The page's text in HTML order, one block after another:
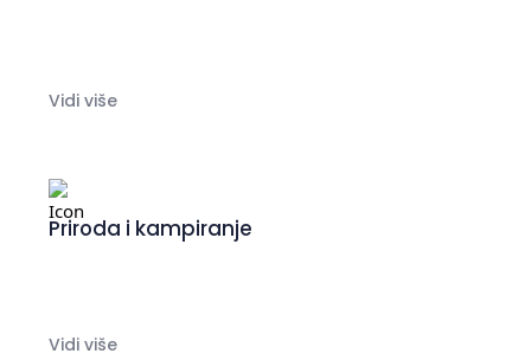
Vidi više
Priroda i kampiranje
Vidi više